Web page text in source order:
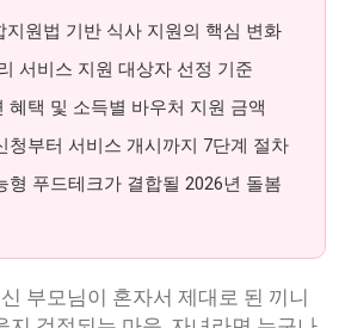
지원법 기반 식사 지원의 핵심 변화
서비스 지원 대상자 선정 기준
혜택 및 소득별 바우처 지원 금액
청부터 서비스 개시까지 7단계 절차
형 푸드테크가 결합될 2026년 돌봄
부모님이 혼자서 제대로 된 끼니